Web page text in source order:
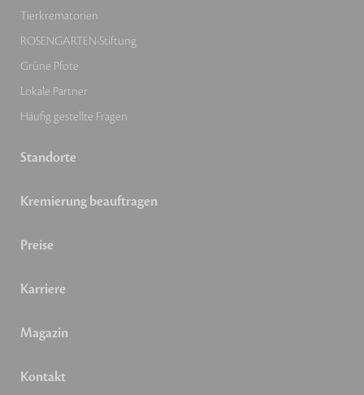
Tierkrematorien
ROSENGARTEN-Stiftung
Grüne Pfote
Lokale Partner
Häufig gestellte Fragen
Standorte
Kremierung beauftragen
Preise
Karriere
Magazin
Kontakt